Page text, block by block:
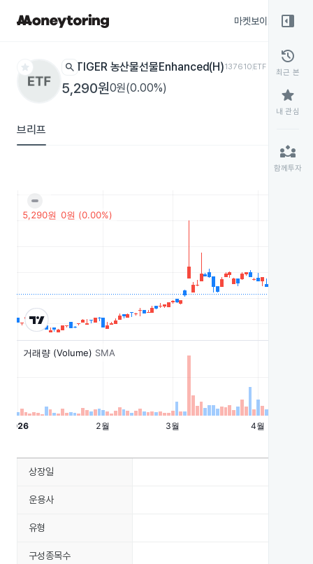
마켓보이스
star search TIGER 농산물선물Enhanced(H)137610ETF
5,290원0원(0.00%)
브리프
right_panel_open
history
최근 본
star
내 관심
partner_exchange
함께투자